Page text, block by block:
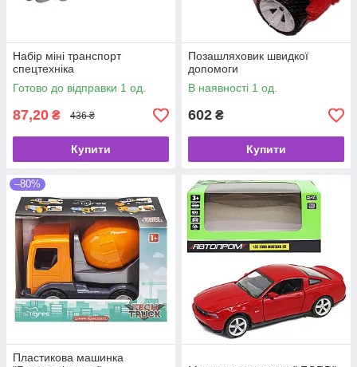
Набір міні транспорт
спецтехніка
Готово до відправки 1 од.
87,20 ₴ 436 ₴
Купити
Позашляховик швидкої
допомоги
В наявності 1 од.
602 ₴
Купити
–80%
Пластикова машинка